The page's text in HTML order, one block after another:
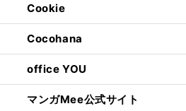
Cookie
Cocohana
office YOU
マンガMee公式サイト